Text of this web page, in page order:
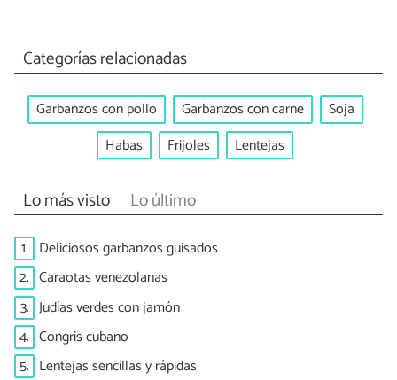
Categorías relacionadas
Garbanzos con pollo Garbanzos con carne
Soja
Habas
Frijoles Lentejas
Lo más visto Lo último
1. Deliciosos garbanzos guisados
2. Caraotas venezolanas
3. Judías verdes con jamón
4. Congris cubano
5. Lentejas sencillas y rápidas